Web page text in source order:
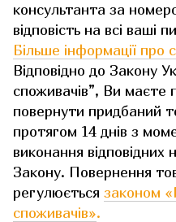
консультанта за
відповість на всі ваші
Більше інформації про
Відповідно до Закону
споживачів”, Ви маєте
повернути придбаний
протягом 14 днів з
виконання відповідних
Закону. Повернення
регулюється законом
споживачів».